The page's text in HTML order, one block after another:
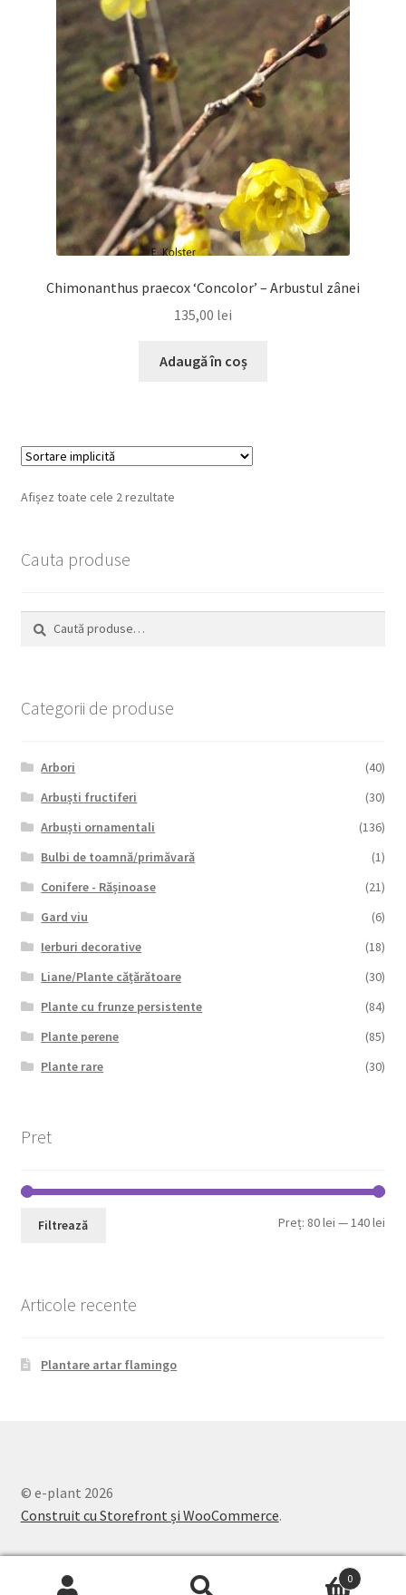
Chimonanthus praecox ‘Concolor’ – Arbustul zânei
135,00 lei
Adaugă în coș
Afișez toate cele 2 rezultate
Cauta produse
după:
Categorii de produse
Arbori
(40)
Arbuști fructiferi
(30)
Arbuști ornamentali
(136)
Bulbi de toamnă/primăvară
(1)
Conifere - Rășinoase
(21)
Gard viu
(6)
Ierburi decorative
(18)
Liane/Plante cățărătoare
(30)
Plante cu frunze persistente
(84)
Plante perene
(85)
Plante rare
(30)
Pret
Filtrează Preț: 80 lei —140 lei
Articole recente
Plantare artar flamingo
© e-plant 2026
Construit cu Storefront și WooCommerce.
0